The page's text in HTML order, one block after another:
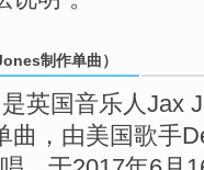
制作单曲）
是英国音乐人
曲，由美国歌手